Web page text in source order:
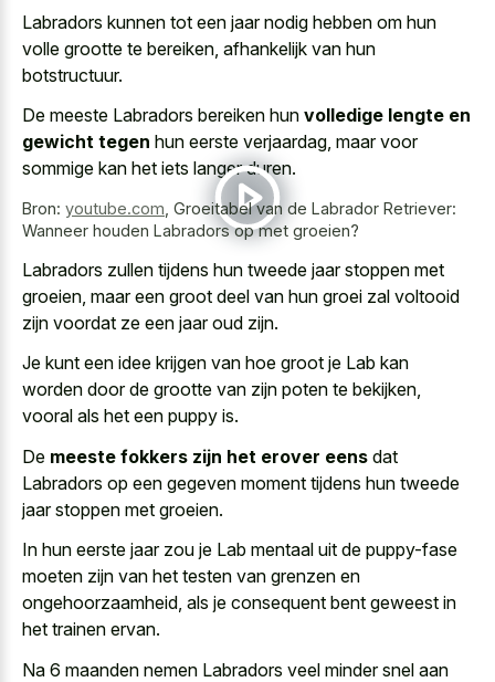
Labradors kunnen tot een jaar nodig hebben om hun
volle grootte te bereiken, afhankelijk van hun
botstructuur.
De meeste Labradors bereiken hun volledige lengte en
gewicht tegen hun eerste verjaardag, maar voor
sommige kan het iets langer duren.
Bron: youtube.com Groeitabel van de Labrador Retriever:
Wanneer houden Labradors op met groeien?
Labradors zullen tijdens hun tweede jaar stoppen met
groeien, maar een groot deel van hun groei zal voltooid
zijn voordat ze een jaar oud zijn.
Je kunt een idee krijgen van hoe groot je Lab kan
worden door de grootte van zijn poten te bekijken,
vooral als het een puppy is.
De meeste fokkers zijn het erover eens dat
Labradors op een gegeven moment tijdens hun tweede
jaar stoppen met groeien.
In hun eerste jaar zou je Lab mentaal uit de puppy-fase
moeten zijn van het testen van grenzen en
ongehoorzaamheid, als je consequent bent geweest in
het trainen ervan.
Na 6 maanden nemen Labradors veel minder snel aan